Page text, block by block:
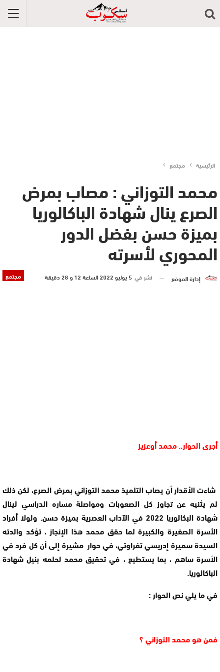
الرئيسية مجتمع
محمد التوزاني : مصاب بمرض
الصرع ينال شهادة الباكالوريا
بميزة حسن بفضل الدور
المحوري لأسرته
مجتمع إدارة الموقع نشر في 5 يوليو 2022 الساعة 12 و 28 دقيقة
أجرى الحوار.. محمد أوعزيز
شاءت الأقدار أن يصاب التلميذ محمد التوزاني بمرض الصرع، لكن ذلك
لم يثنيه عن تجاوز كل الصعوبات ومواصلة مساره الدراسي لينال
شهادة البكالوريا 2022 في الآداب العصرية بميزة حسن. ولولا أفراد
الأسرة الصغيرة والكبيرة لما حقق محمد هذا الإنجاز ، تؤكد والدته
السيدة سميرة إدريسي تفراوتي، في حوار مشيرة إلى أن كل فرد في
الأسرة ساهم ، بما يستطيع ، في تحقيق محمد لحلمه بنيل شهادة
الباكالوريا.
في ما يلي نص الحوار :
فمن هو محمد التوزاني ؟